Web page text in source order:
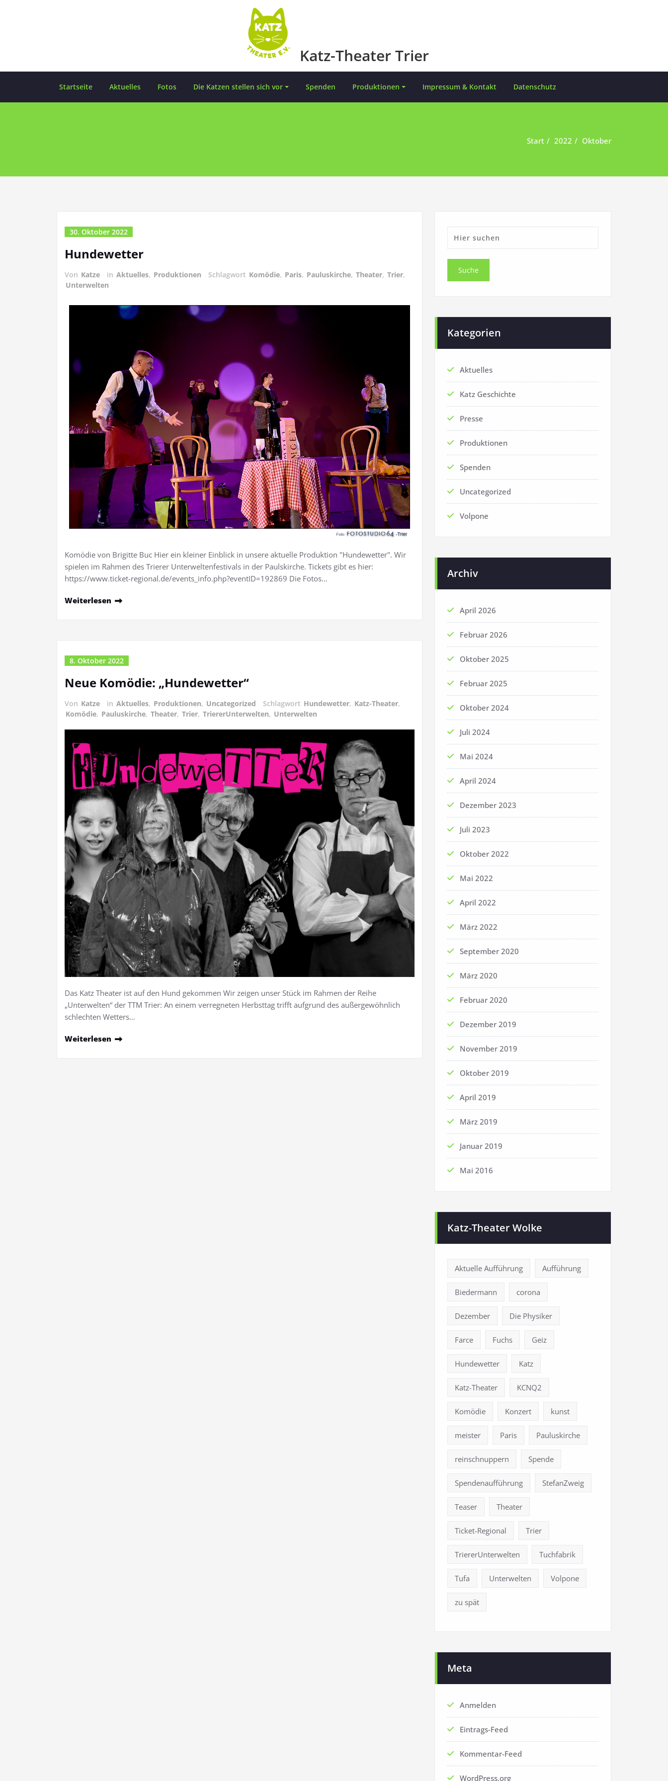
Katz-Theater Trier
Startseite Aktuelles Fotos Die Katzen stellen sich vor Spenden Produktionen Impressum & Kontakt Datenschutz
Start 2022 Oktober
30. Oktober 2022
Hundewetter
Von Katze in Aktuelles, Produktionen Schlagwort Komödie, Paris, Pauluskirche, Theater, Trier,
Unterwelten
Komödie von Brigitte Buc Hier ein kleiner Einblick in unsere aktuelle Produktion "Hundewetter". Wir
spielen im Rahmen des Trierer Unterweltenfestivals in der Paulskirche. Tickets gibt es hier:
https://www.ticket-regional.de/events_info.php?eventID=192869 Die Fotos…
Weiterlesen
8. Oktober 2022
Neue Komödie: „Hundewetter“
Von Katze in Aktuelles, Produktionen, Uncategorized Schlagwort Hundewetter, Katz-Theater,
Komödie, Pauluskirche, Theater, Trier, TriererUnterwelten, Unterwelten
Das Katz Theater ist auf den Hund gekommen Wir zeigen unser Stück im Rahmen der Reihe
„Unterwelten“ der TTM Trier: An einem verregneten Herbsttag trifft aufgrund des außergewöhnlich
schlechten Wetters…
Weiterlesen
Kategorien
Aktuelles
Katz Geschichte
Presse
Produktionen
Spenden
Uncategorized
Volpone
Archiv
April 2026
Februar 2026
Oktober 2025
Februar 2025
Oktober 2024
Juli 2024
Mai 2024
April 2024
Dezember 2023
Juli 2023
Oktober 2022
Mai 2022
April 2022
März 2022
September 2020
März 2020
Februar 2020
Dezember 2019
November 2019
Oktober 2019
April 2019
März 2019
Januar 2019
Mai 2016
Katz-Theater Wolke
Aktuelle Aufführung Aufführung
Biedermann corona
Dezember Die Physiker
Farce Fuchs Geiz
Hundewetter Katz
Katz-Theater KCNQ2
Komödie Konzert kunst
meister Paris Pauluskirche
reinschnuppern Spende
Spendenaufführung StefanZweig
Teaser Theater
Ticket-Regional Trier
TriererUnterwelten Tuchfabrik
Tufa Unterwelten Volpone
zu spät
Meta
Anmelden
Eintrags-Feed
Kommentar-Feed
WordPress.org